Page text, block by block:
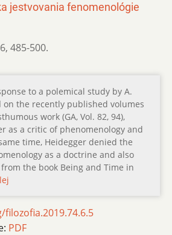
jestvovania fenomenológie
6, 485-500.
to a polemical study by A.
on the recently published volumes
work (GA, Vol. 82, 94),
as a critic of phenomenology and
time, Heidegger denied the
as a doctrine and also
the book Being and Time in
PDF